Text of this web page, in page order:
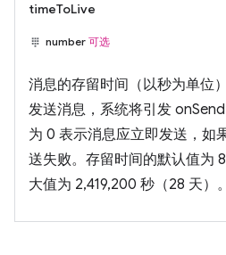
timeToLive
number 可选
消息的存留时间（以秒为单位
发送消息，系统将引发
为 0 表示消息应立即发送，如
送失败。存留时间的默认值为
大值为 2,419,200 秒（28 天）。